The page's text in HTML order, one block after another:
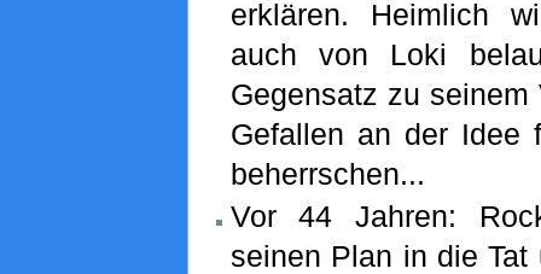
erklären. Heimlich
auch von Loki
Gegensatz zu seinem
Gefallen an der Idee
beherrschen...
Vor 44 Jahren:
seinen Plan in die